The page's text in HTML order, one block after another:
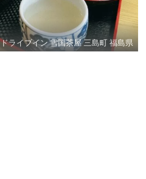
ドライブイン 雪国茶屋 三島町 福島県